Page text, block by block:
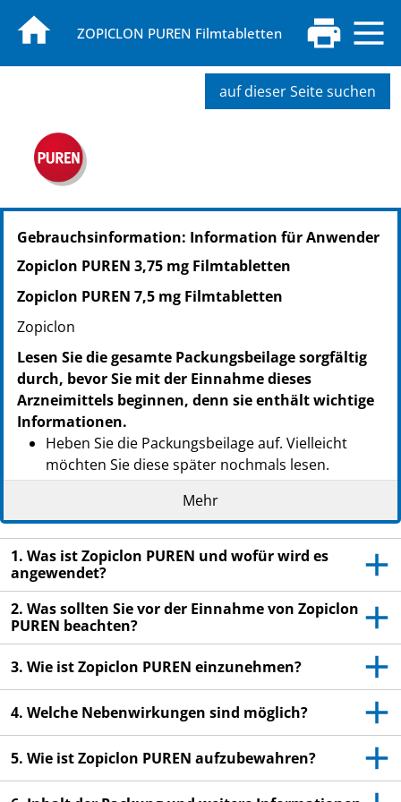
ZOPICLON PUREN Filmtabletten
auf dieser Seite suchen
PZN: 15237216
PPN: 111523721639
NTIN: 04150152372169
PPN: 111523722205
NTIN: 04150152372220
Gebrauchsinformation: Information für Anwender
Zopiclon PUREN 3,75 mg Filmtabletten
Zopiclon PUREN 7,5 mg Filmtabletten
Zopiclon
Lesen Sie die gesamte Packungsbeilage sorgfältig
durch, bevor Sie mit der Einnahme dieses
Arzneimittels beginnen, denn sie enthält wichtige
Informationen.
Heben Sie die Packungsbeilage auf. Vielleicht
möchten Sie diese später nochmals lesen.
Wenn Sie weitere Fragen haben, wenden Sie sich
an Ihren Arzt oder Apotheker.
Dieses Arzneimittel wurde Ihnen persönlich
verschrieben. Geben Sie es nicht an Dritte weiter.
Es kann anderen Menschen schaden, auch wenn
diese die gleichen Beschwerden haben wie Sie.
Wenn Sie Nebenwirkungen bemerken, wenden Sie
sich an Ihren Arzt oder Apotheker. Dies gilt auch
für Nebenwirkungen, die nicht in dieser
Packungsbeilage angegeben sind.
Siehe Abschnitt 4.
Mehr
1. Was ist Zopiclon PUREN und wofür wird es
angewendet?
2. Was sollten Sie vor der Einnahme von Zopiclon
PUREN beachten?
3. Wie ist Zopiclon PUREN einzunehmen?
4. Welche Nebenwirkungen sind möglich?
5. Wie ist Zopiclon PUREN aufzubewahren?